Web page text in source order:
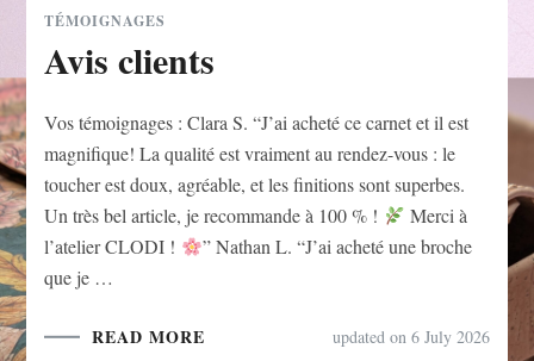
TÉMOIGNAGES
Avis clients
Vos témoignages : Clara S. “J’ai acheté ce carnet et il est
magnifique! La qualité est vraiment au rendez-vous : le
toucher est doux, agréable, et les finitions sont superbes.
Un très bel article, je recommande à 100 % !
Merci à
l’atelier CLODI !
” Nathan L. “J’ai acheté une broche
que je …
READ MORE updated on 6 July 2026